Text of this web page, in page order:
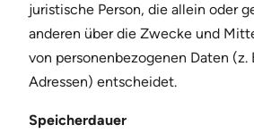
juristische Person, die allein oder
anderen über die Zwecke und
von personenbezogenen Daten (z.
Adressen) entscheidet.
Speicherdauer